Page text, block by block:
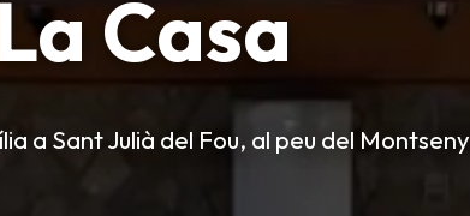
La Casa
a Sant Julià del Fou, al peu del Montseny